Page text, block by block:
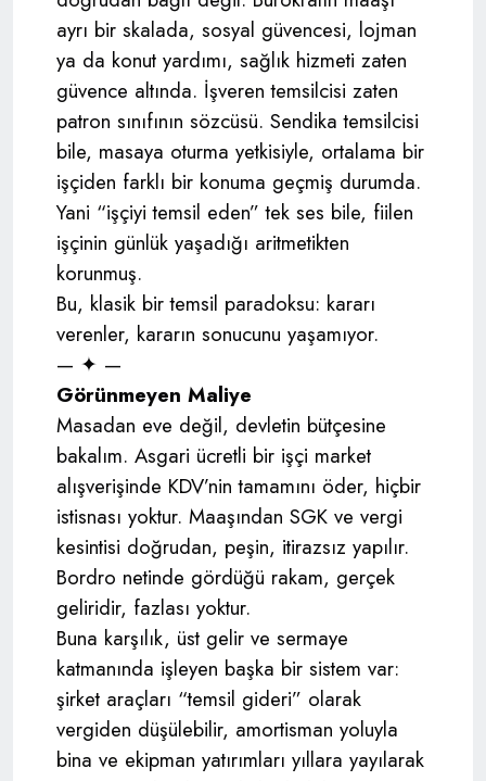
ayrı bir skalada, sosyal güvencesi, lojman
ya da konut yardımı, sağlık hizmeti zaten
güvence altında. İşveren temsilcisi zaten
patron sınıfının sözcüsü. Sendika temsilcisi
bile, masaya oturma yetkisiyle, ortalama bir
işçiden farklı bir konuma geçmiş durumda.
Yani “işçiyi temsil eden” tek ses bile, fiilen
işçinin günlük yaşadığı aritmetikten
korunmuş.
Bu, klasik bir temsil paradoksu: kararı
verenler, kararın sonucunu yaşamıyor.
— ✦ —
Görünmeyen Maliye
Masadan eve değil, devletin bütçesine
bakalım. Asgari ücretli bir işçi market
alışverişinde KDV’nin tamamını öder, hiçbir
istisnası yoktur. Maaşından SGK ve vergi
kesintisi doğrudan, peşin, itirazsız yapılır.
Bordro netinde gördüğü rakam, gerçek
geliridir, fazlası yoktur.
Buna karşılık, üst gelir ve sermaye
katmanında işleyen başka bir sistem var:
şirket araçları “temsil gideri” olarak
vergiden düşülebilir, amortisman yoluyla
bina ve ekipman yatırımları yıllara yayılarak